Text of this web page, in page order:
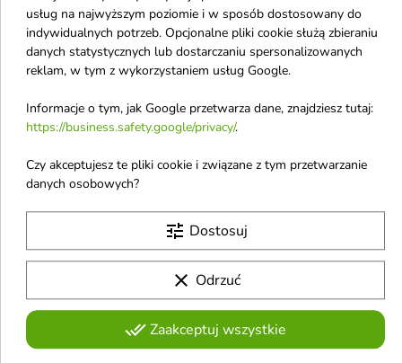
Do kąpieli: wlać 1–2 nakrętki do ciepłej wody i wymieszać.
Nie stosować bezpośrednio na twarz. Pod prysznic:
rozprowadzić na wilgotną skórę i spłukać. Unikać kontaktu
z oczami.
SKŁAD (INCI)
Esters, Tocopheryl Acetate. Pełny, aktualny skład INCI
znajduje się zawsze na opakowaniu.
FAQ – NAJCZĘŚCIEJ ZADAWANE PYTANIA
✔ Czy produkt jest odpowiedni dla niemowląt?
Tak, olejek jest przeznaczony także dla niemowląt od 1.
dnia życia.
✔ Czy można stosować go codziennie?
usług na najwyższym poziomie i w sposób dostosowany do
indywidualnych potrzeb. Opcjonalne pliki cookie służą zbieraniu
danych statystycznych lub dostarczaniu spersonalizowanych
reklam, w tym z wykorzystaniem usług Google.
Informacje o tym, jak Google przetwarza dane, znajdziesz tutaj:
https://business.safety.google/privacy/.
Czy akceptujesz te pliki cookie i związane z tym przetwarzanie
danych osobowych?
tune Dostosuj
clear Odrzuć
done_allZaakceptuj wszystkie